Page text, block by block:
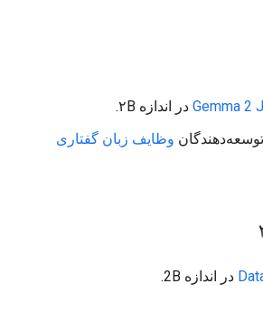
Gemma 2 در اندازه ۲B.
وظایف زبان گفتاری
در اندازه 2B.